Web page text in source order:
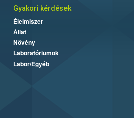
Gyakori kérdések
Élelmiszer
Állat
Növény
Laboratóriumok
Labor/Egyéb